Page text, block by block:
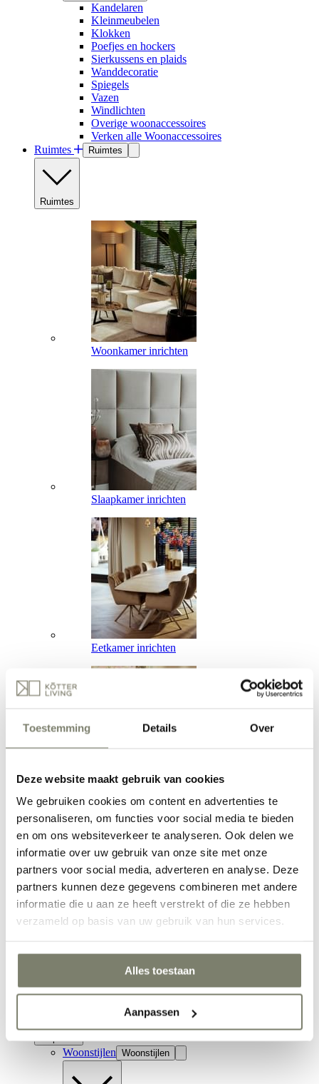
Toestemming Details Over
Deze website maakt gebruik van cookies
We gebruiken cookies om content en advertenties te
personaliseren, om functies voor social media te bieden
en om ons websiteverkeer te analyseren. Ook delen we
informatie over uw gebruik van onze site met onze
partners voor social media, adverteren en analyse. Deze
partners kunnen deze gegevens combineren met andere
informatie die u aan ze heeft verstrekt of die ze hebben
verzameld op basis van uw gebruik van hun services.
Alles toestaan
Aanpassen
Kandelaren
Kleinmeubelen
Klokken
Poefjes en hockers
Sierkussens en plaids
Wanddecoratie
Spiegels
Vazen
Windlichten
Overige woonaccessoires
Verken alle Woonaccessoires
Ruimtes
Ruimtes
Ruimtes
Woonkamer inrichten
Slaapkamer inrichten
Eetkamer inrichten
Werkkamer inrichten
Verken alle Ruimtes
Woonstijlen Woonstijlen